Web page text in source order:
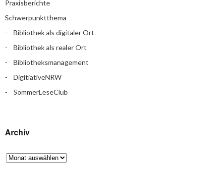
Praxisberichte
Schwerpunktthema
Bibliothek als digitaler Ort
Bibliothek als realer Ort
Bibliotheksmanagement
DigitiativeNRW
SommerLeseClub
Archiv